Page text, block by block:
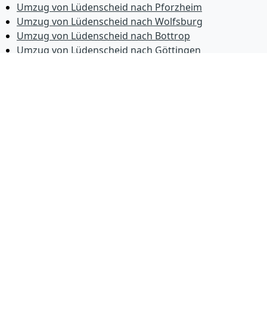
Umzug von Lüdenscheid nach Pforzheim
Umzug von Lüdenscheid nach Wolfsburg
Umzug von Lüdenscheid nach Bottrop
Umzug von Lüdenscheid nach Göttingen